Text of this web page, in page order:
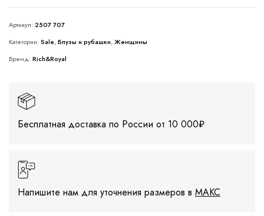
Артикул: 2507 707
Категории: Sale, Блузы и рубашки, Женщины
Бренд: Rich&Royal
Бесплатная доставка по России от 10 000₽
Напишите нам для уточнения размеров в МАКС